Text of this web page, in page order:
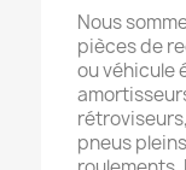
Nous
pièces de
ou véhicule
pneus